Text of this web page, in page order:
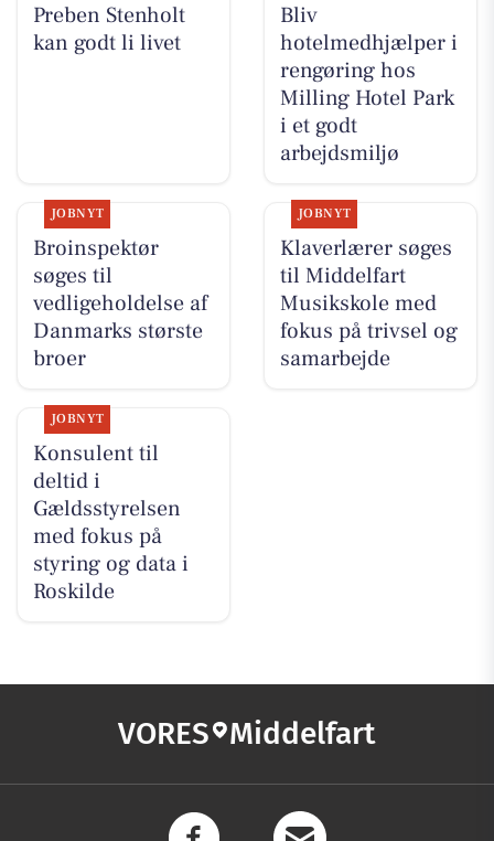
Preben Stenholt
kan godt li livet
Bliv
hotelmedhjælper i
rengøring hos
Milling Hotel Park
i et godt
arbejdsmiljø
JOBNYT
Broinspektør
søges til
vedligeholdelse af
Danmarks største
broer
JOBNYT
Klaverlærer søges
til Middelfart
Musikskole med
fokus på trivsel og
samarbejde
JOBNYT
Konsulent til
deltid i
Gældsstyrelsen
med fokus på
styring og data i
Roskilde
VORES Middelfart